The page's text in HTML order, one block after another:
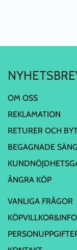
OM OSS
REKLAMATION
RETURER OCH
BEGAGNADE
ÅNGRA KÖP
VANLIGA FRÅGOR
KÖPVILLKOR&INFO